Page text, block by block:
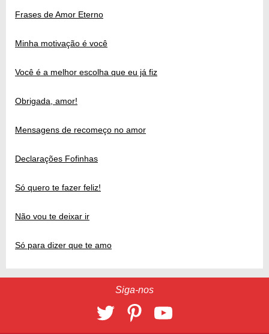
Frases de Amor Eterno
Minha motivação é você
Você é a melhor escolha que eu já fiz
Obrigada, amor!
Mensagens de recomeço no amor
Declarações Fofinhas
Só quero te fazer feliz!
Não vou te deixar ir
Só para dizer que te amo
Siga-nos